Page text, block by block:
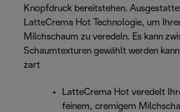
Knopfdruck bereitstehen.
LatteCrema Hot Technologie, um
Milchschaum zu veredeln. Es kann
Schaumtexturen gewählt werden
zart
LatteCrema Hot veredelt
feinem, cremigem